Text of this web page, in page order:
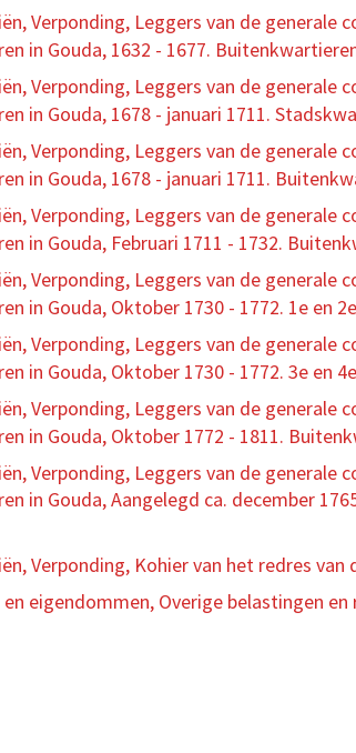
Verponding, Leggers van de
in Gouda, 1632 - 1677.
Verponding, Leggers van de
in Gouda, 1678 - januari 1711.
Verponding, Leggers van de
in Gouda, 1678 - januari 1711.
Verponding, Leggers van de
in Gouda, Februari 1711 - 1732.
Verponding, Leggers van de
in Gouda, Oktober 1730 - 1772. 1e en
Verponding, Leggers van de
in Gouda, Oktober 1730 - 1772. 3e en
Verponding, Leggers van de
in Gouda, Oktober 1772 - 1811.
Verponding, Leggers van de
in Gouda, Aangelegd ca. december
Verponding, Kohier van het redres van
eigendommen, Overige belastingen